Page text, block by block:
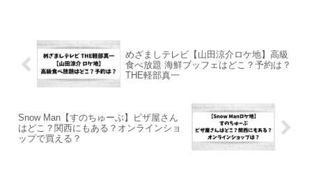
めざましテレビ【山田涼介ロケ地】高級
食べ放題 海鮮ブッフェはどこ？予約は？
THE軽部真一
Snow Man【すのちゅーぶ】ピザ屋さん
はどこ？関西にもある？オンラインショ
ップで買える？